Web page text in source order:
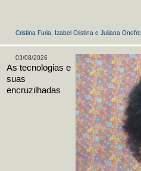
Cristina Furia, Izabel Cristina e Juliana Onofre
03/08/2026
As tecnologias e
suas
encruzilhadas